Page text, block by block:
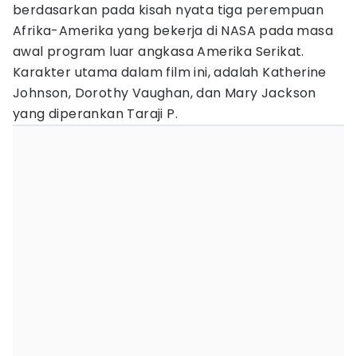
berdasarkan pada kisah nyata tiga perempuan
Afrika-Amerika yang bekerja di NASA pada masa
awal program luar angkasa Amerika Serikat.
Karakter utama dalam film ini, adalah Katherine
Johnson, Dorothy Vaughan, dan Mary Jackson
yang diperankan Taraji P.